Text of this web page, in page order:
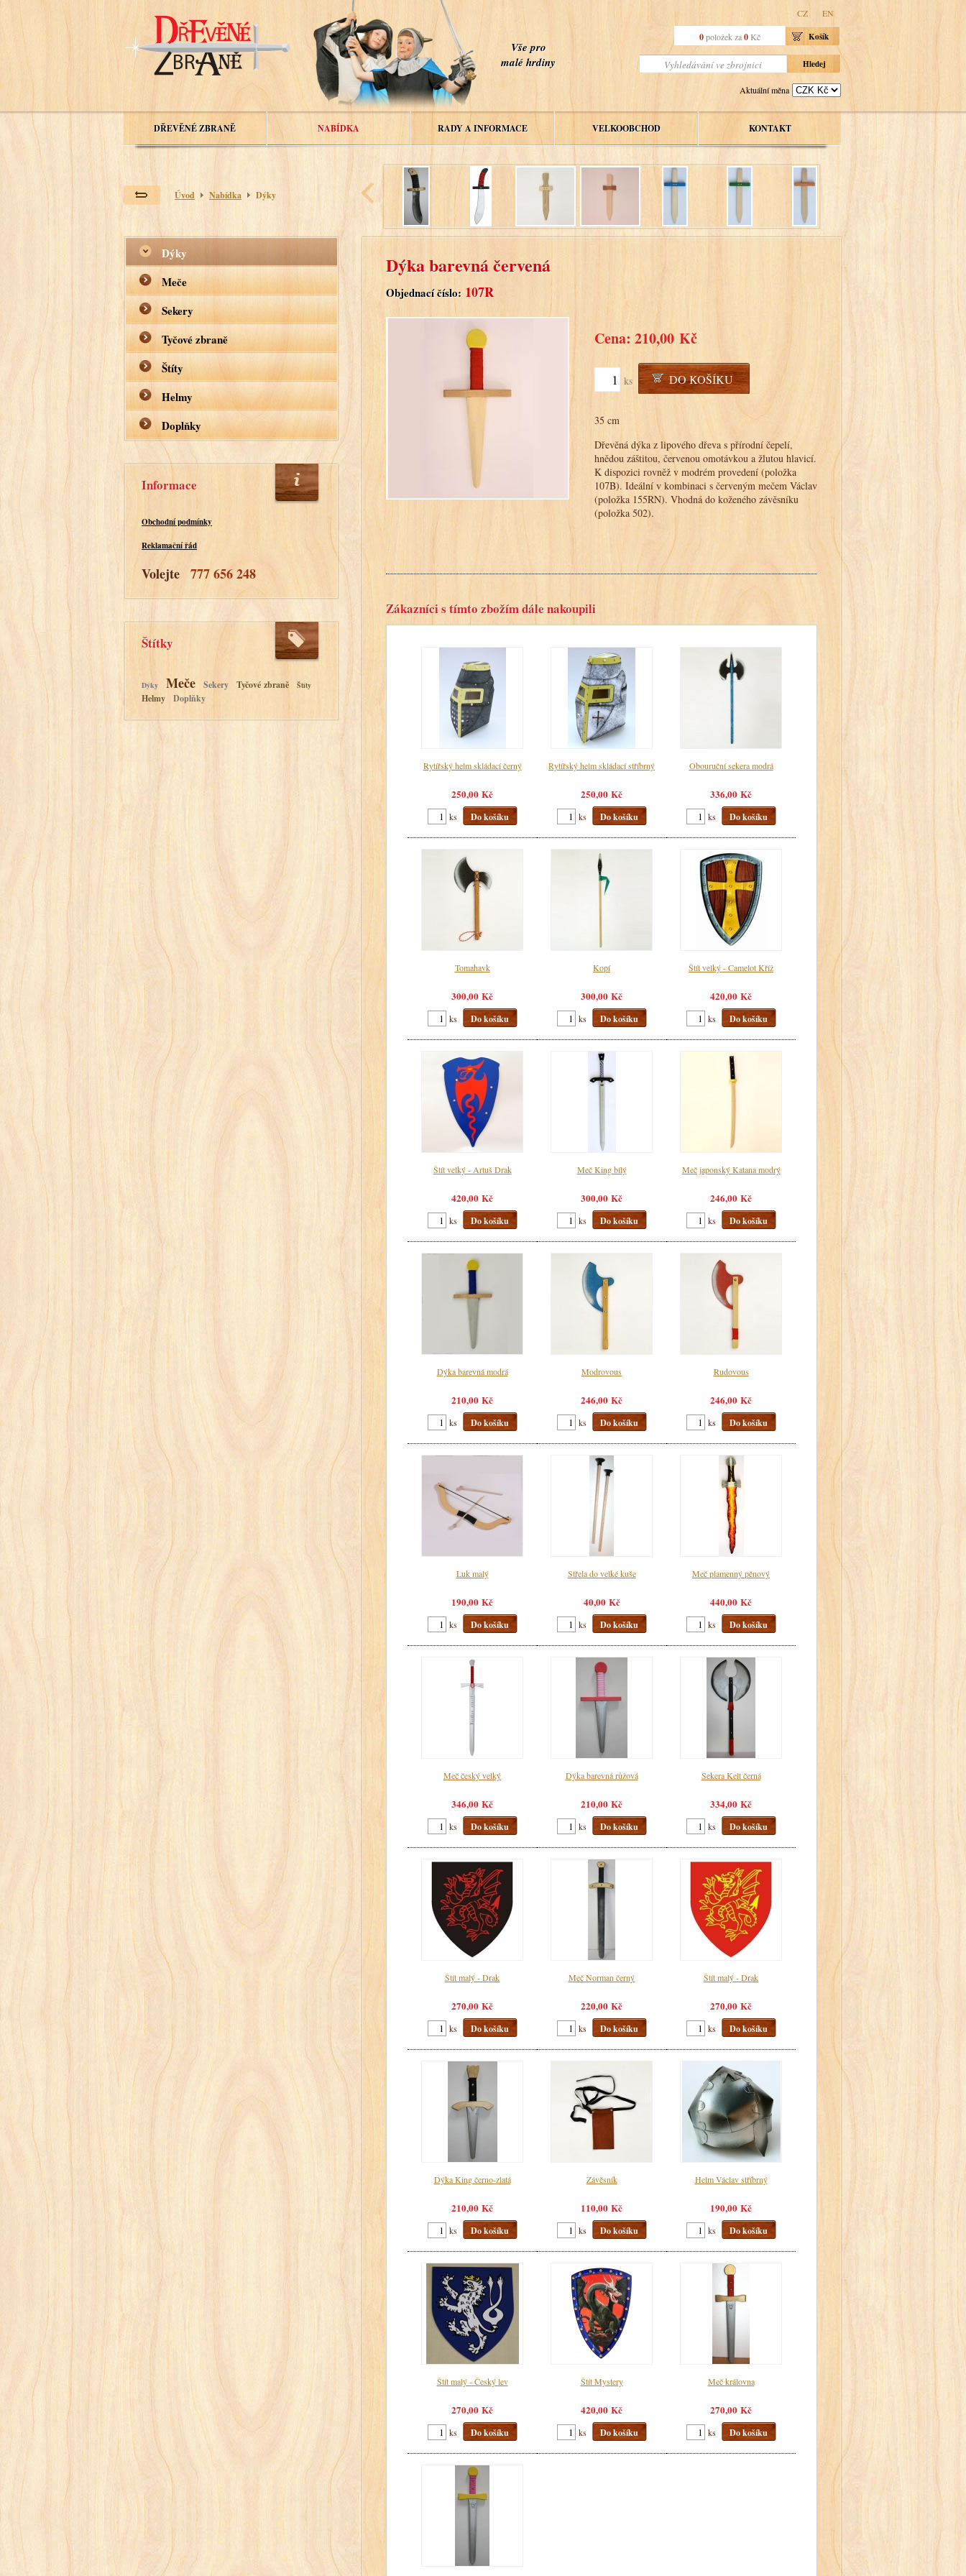
Vše pro
malé hrdiny
CZ EN
Košík
0 položek za0 Kč
Aktuální měna
DŘEVĚNÉ ZBRANĚ NABÍDKA RADY A INFORMACE VELKOOBCHOD KONTAKT
Úvod Nabídka Dýky
Dýky
Meče
Sekery
Tyčové zbraně
Štíty
Helmy
Doplňky
Informace
Obchodní podmínky
Reklamační řád
Volejte 777 656 248
Štítky
Dýky Meče Sekery Tyčové zbraně Štíty
Helmy Doplňky
Dýka barevná červená
Objednací číslo: 107R
Cena: 210,00 Kč
ks DO KOŠÍKU
35 cm
Dřevěná dýka z lipového dřeva s přírodní čepelí,
hnědou záštitou, červenou omotávkou a žlutou hlavicí.
K dispozici rovněž v modrém provedení (položka
107B). Ideální v kombinaci s červeným mečem Václav
(položka 155RN). Vhodná do koženého závěsníku
(položka 502).
Zákazníci s tímto zbožím dále nakoupili
Rytířský helm skládací černý
250,00 Kč
ks Do košíku
Rytířský helm skládací stříbrný
250,00 Kč
ks Do košíku
Obouruční sekera modrá
336,00 Kč
ks Do košíku
Tomahavk
300,00 Kč
ks Do košíku
Kopí
300,00 Kč
ks Do košíku
Štít velký - Camelot Kříž
420,00 Kč
ks Do košíku
Štít velký - Artuš Drak
420,00 Kč
ks Do košíku
Meč King bílý
300,00 Kč
ks Do košíku
Meč japonský Katana modrý
246,00 Kč
ks Do košíku
Dýka barevná modrá
210,00 Kč
ks Do košíku
Modrovous
246,00 Kč
ks Do košíku
Rudovous
246,00 Kč
ks Do košíku
Luk malý
190,00 Kč
ks Do košíku
Střela do velké kuše
40,00 Kč
ks Do košíku
Meč plamenný pěnový
440,00 Kč
ks Do košíku
Meč český velký
346,00 Kč
ks Do košíku
Dýka barevná růžová
210,00 Kč
ks Do košíku
Sekera Kelt černá
334,00 Kč
ks Do košíku
Štít malý - Drak
270,00 Kč
ks Do košíku
Meč Norman černý
220,00 Kč
ks Do košíku
Štít malý - Drak
270,00 Kč
ks Do košíku
Dýka King černo-zlatá
210,00 Kč
ks Do košíku
Závěsník
110,00 Kč
ks Do košíku
Helm Václav stříbrný
190,00 Kč
ks Do košíku
Štít malý - Český lev
270,00 Kč
ks Do košíku
Štít Mystery
420,00 Kč
ks Do košíku
Meč královna
270,00 Kč
ks Do košíku